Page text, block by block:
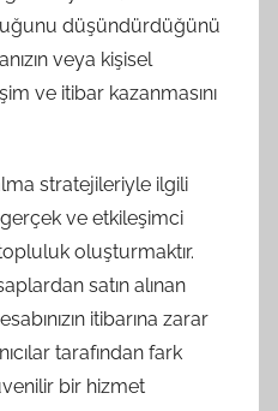
düşündürdüğünü
veya kişisel
ve itibar kazanmasını
stratejileriyle ilgili
ve etkileşimci
oluşturmaktır.
satın alınan
itibarına zarar
tarafından fark
bir hizmet